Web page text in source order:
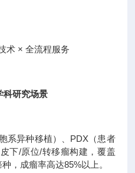
术 × 全流程服务
科研究场景
系异种移植）、PDX（患者
下/原位/转移瘤构建，覆盖
，成瘤率高达85%以上。